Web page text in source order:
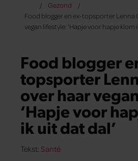
Gezond
Food blogger en ex-topsporter Lenna
vegan lifestyle: ‘Hapje voor hapje klom
Food blogger
topsporter
over haar
‘Hapje voor
ik uit dat dal’
Tekst: Santé